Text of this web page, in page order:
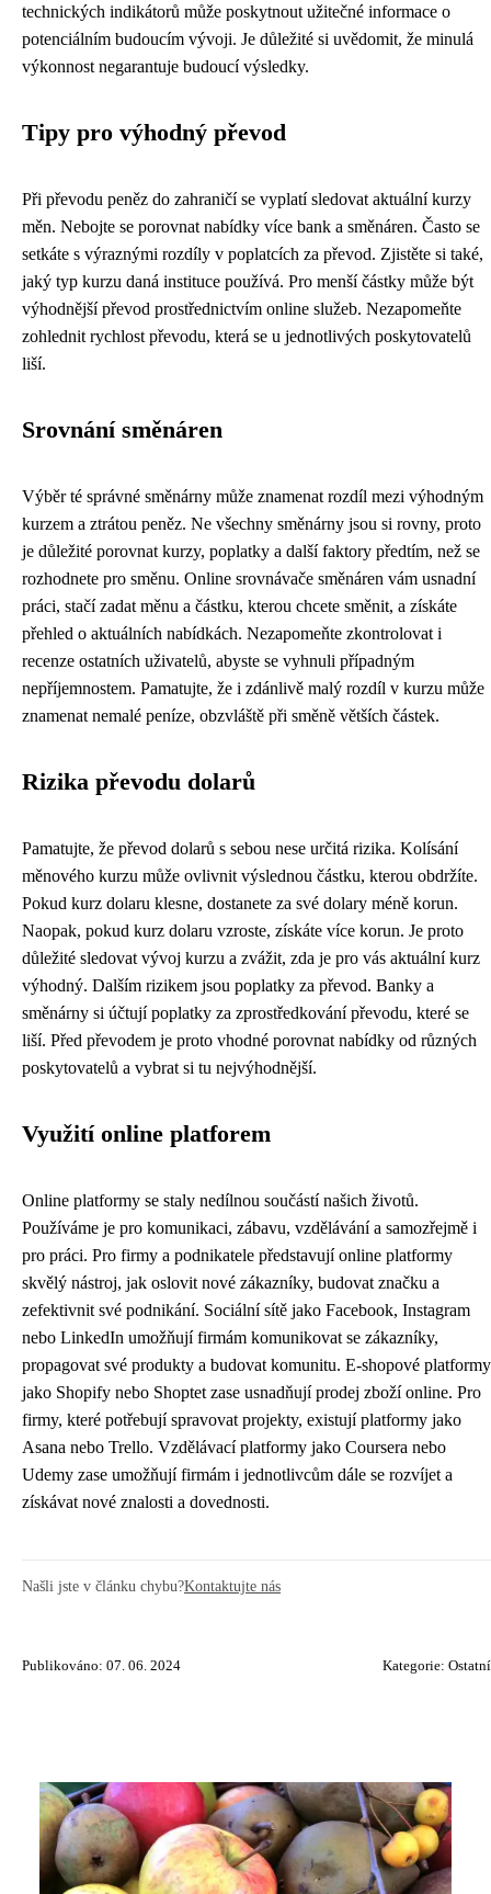
technických indikátorů může poskytnout užitečné informace o
potenciálním budoucím vývoji. Je důležité si uvědomit, že minulá
výkonnost negarantuje budoucí výsledky.
Tipy pro výhodný převod
Při převodu peněz do zahraničí se vyplatí sledovat aktuální kurzy
měn. Nebojte se porovnat nabídky více bank a směnáren. Často se
setkáte s výraznými rozdíly v poplatcích za převod. Zjistěte si také,
jaký typ kurzu daná instituce používá. Pro menší částky může být
výhodnější převod prostřednictvím online služeb. Nezapomeňte
zohlednit rychlost převodu, která se u jednotlivých poskytovatelů
liší.
Srovnání směnáren
Výběr té správné směnárny může znamenat rozdíl mezi výhodným
kurzem a ztrátou peněz. Ne všechny směnárny jsou si rovny, proto
je důležité porovnat kurzy, poplatky a další faktory předtím, než se
rozhodnete pro směnu. Online srovnávače směnáren vám usnadní
práci, stačí zadat měnu a částku, kterou chcete směnit, a získáte
přehled o aktuálních nabídkách. Nezapomeňte zkontrolovat i
recenze ostatních uživatelů, abyste se vyhnuli případným
nepříjemnostem. Pamatujte, že i zdánlivě malý rozdíl v kurzu může
znamenat nemalé peníze, obzvláště při směně větších částek.
Rizika převodu dolarů
Pamatujte, že převod dolarů s sebou nese určitá rizika. Kolísání
měnového kurzu může ovlivnit výslednou částku, kterou obdržíte.
Pokud kurz dolaru klesne, dostanete za své dolary méně korun.
Naopak, pokud kurz dolaru vzroste, získáte více korun. Je proto
důležité sledovat vývoj kurzu a zvážit, zda je pro vás aktuální kurz
výhodný. Dalším rizikem jsou poplatky za převod. Banky a
směnárny si účtují poplatky za zprostředkování převodu, které se
liší. Před převodem je proto vhodné porovnat nabídky od různých
poskytovatelů a vybrat si tu nejvýhodnější.
Využití online platforem
Online platformy se staly nedílnou součástí našich životů.
Používáme je pro komunikaci, zábavu, vzdělávání a samozřejmě i
pro práci. Pro firmy a podnikatele představují online platformy
skvělý nástroj, jak oslovit nové zákazníky, budovat značku a
zefektivnit své podnikání. Sociální sítě jako Facebook, Instagram
nebo LinkedIn umožňují firmám komunikovat se zákazníky,
propagovat své produkty a budovat komunitu. E-shopové platformy
jako Shopify nebo Shoptet zase usnadňují prodej zboží online. Pro
firmy, které potřebují spravovat projekty, existují platformy jako
Asana nebo Trello. Vzdělávací platformy jako Coursera nebo
Udemy zase umožňují firmám i jednotlivcům dále se rozvíjet a
získávat nové znalosti a dovednosti.
Našli jste v článku chybu?Kontaktujte nás
Publikováno: 07. 06. 2024 Kategorie: Ostatní